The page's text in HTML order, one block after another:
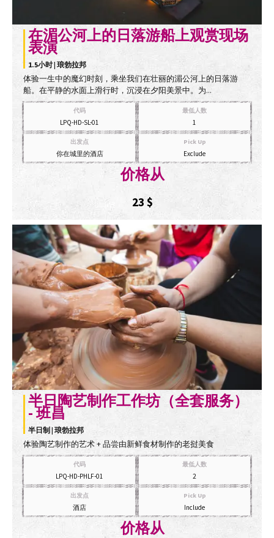
在湄公河上的日落游船上观赏现场
表演
1.5小时 | 琅勃拉邦
体验一生中的魔幻时刻，乘坐我们在壮丽的湄公河上的日落游
船。在平静的水面上滑行时，沉浸在夕阳美景中。为...
代码
LPQ-HD-SL-01
最低人数
1
出发点
你在城里的酒店
Pick Up
Exclude
价格从
23 $
半日陶艺制作工作坊（全套服务）
- 班昌
半日制 | 琅勃拉邦
体验陶艺制作的艺术 + 品尝由新鲜食材制作的老挝美食
代码
LPQ-HD-PHLF-01
最低人数
2
出发点
酒店
Pick Up
Include
价格从